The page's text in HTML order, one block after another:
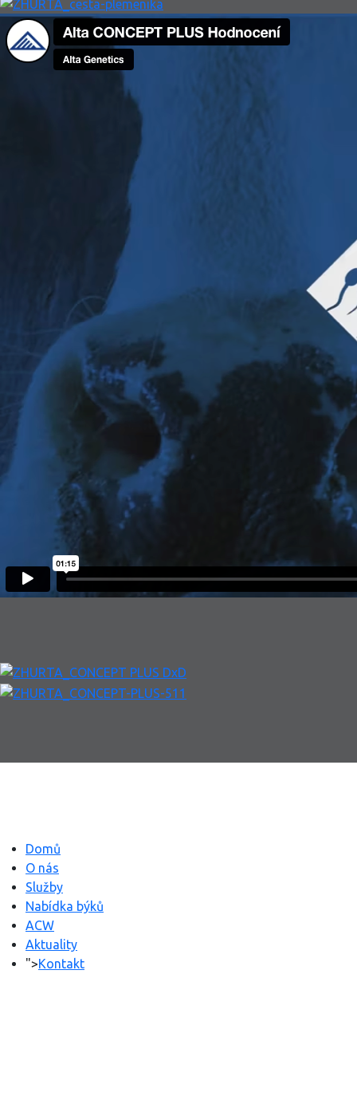
Domů
O nás
Služby
Nabídka býků
ACW
Aktuality
">Kontakt